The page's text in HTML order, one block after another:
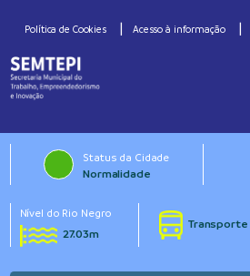
Política de Cookies Acesso à informação
Status da Cidade
Normalidade
Nível do Rio Negro
27.03m
Transporte